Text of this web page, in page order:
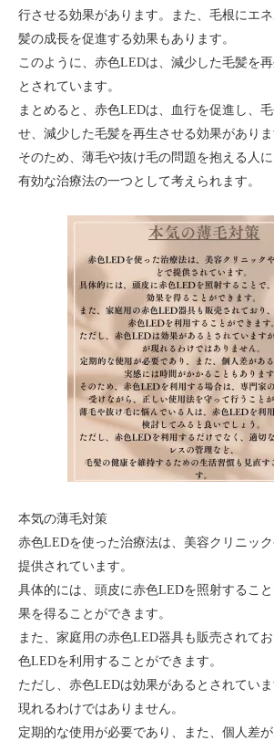
行させる効果があります。また、毛根にエ
髪の成長を促進する効果もあります。
このように、赤色LEDは、減少した毛髪を
とされています。
まとめると、赤色LEDは、血行を促進し、
せ、減少した毛髪を再生させる効果がありま
そのため、薄毛や抜け毛の問題を抱える人
有効な治療法の一つとして考えられます。
本気の薄毛対策
赤色LEDを使った治療法は、美容クリニッ
提供されています。
具体的には、頭皮に赤色LEDを照射するこ
果を得ることができます。
また、家庭用の赤色LED器具も販売されて
色LEDを利用することができます。
ただし、赤色LEDは効果があるとされてい
現れるわけではありません。
定期的な使用が必要であり、また、個人差